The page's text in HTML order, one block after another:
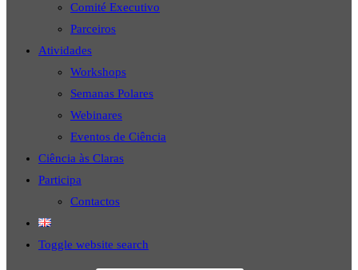
Comité Executivo
Parceiros
Atividades
Workshops
Semanas Polares
Webinares
Eventos de Ciência
Ciência às Claras
Participa
Contactos
Toggle website search